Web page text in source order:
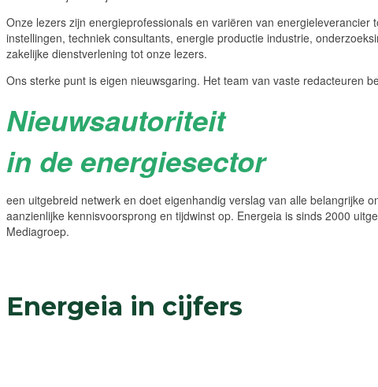
Onze lezers zijn energieprofessionals en variëren van
instellingen, techniek consultants, energie productie industrie,
zakelijke dienstverlening tot onze lezers.
Ons sterke punt is eigen nieuwsgaring. Het team van vaste redacteuren
Nieuwsautoriteit
in de energiesector
een uitgebreid netwerk en doet eigenhandig verslag van alle belangrijke
aanzienlijke kennisvoorsprong en tijdwinst op. Energeia is sinds 2000
Mediagroep.
Energeia in cijfers